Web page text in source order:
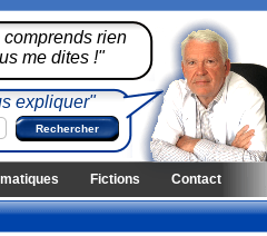
comprends rien
me dites !"
expliquer"
Fictions Contact